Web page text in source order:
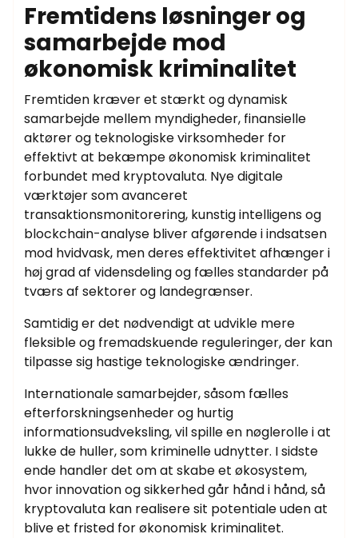
Fremtidens løsninger og
samarbejde mod
økonomisk kriminalitet
Fremtiden kræver et stærkt og dynamisk
samarbejde mellem myndigheder, finansielle
aktører og teknologiske virksomheder for
effektivt at bekæmpe økonomisk kriminalitet
forbundet med kryptovaluta. Nye digitale
værktøjer som avanceret
transaktionsmonitorering, kunstig intelligens og
blockchain-analyse bliver afgørende i indsatsen
mod hvidvask, men deres effektivitet afhænger i
høj grad af vidensdeling og fælles standarder på
tværs af sektorer og landegrænser.
Samtidig er det nødvendigt at udvikle mere
fleksible og fremadskuende reguleringer, der kan
tilpasse sig hastige teknologiske ændringer.
Internationale samarbejder, såsom fælles
efterforskningsenheder og hurtig
informationsudveksling, vil spille en nøglerolle i at
lukke de huller, som kriminelle udnytter. I sidste
ende handler det om at skabe et økosystem,
hvor innovation og sikkerhed går hånd i hånd, så
kryptovaluta kan realisere sit potentiale uden at
blive et fristed for økonomisk kriminalitet.